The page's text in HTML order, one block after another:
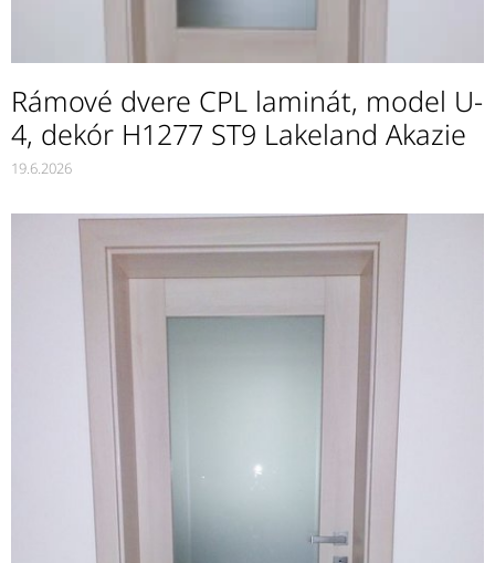
Rámové dvere CPL laminát, model U-
4, dekór H1277 ST9 Lakeland Akazie
19.6.2026